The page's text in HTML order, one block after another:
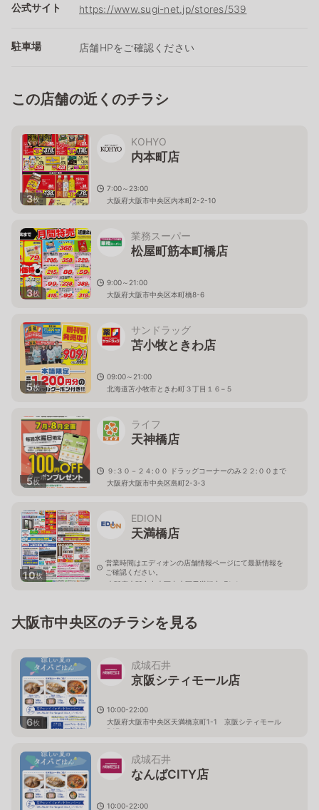
公式サイト https://www.sugi-net.jp/stores/539
駐車場 店舗HPをご確認ください
この店舗の近くのチラシ
3枚
KOHYO
内本町店
7:00～23:00
大阪府大阪市中央区内本町2-2-10
3枚
業務スーパー
松屋町筋本町橋店
9:00～21:00
大阪府大阪市中央区本町橋8-6
5枚
サンドラッグ
苫小牧ときわ店
09:00～21:00
北海道苫小牧市ときわ町３丁目１６−５
5枚
ライフ
天神橋店
９:３０－２４:００ ドラッグコーナーのみ２２:００まで
大阪府大阪市中央区島町2-3-3
10枚
EDION
天満橋店
営業時間はエディオンの店舗情報ページにて最新情報を
ご確認ください。
大阪府大阪市中央区中央区天満橋京町1-1
大阪市中央区のチラシを見る
6枚
成城石井
京阪シティモール店
10:00-22:00
大阪府大阪市中央区天満橋京町1-1 京阪シティモール
B1F
成城石井
なんばCITY店
10:00-22:00